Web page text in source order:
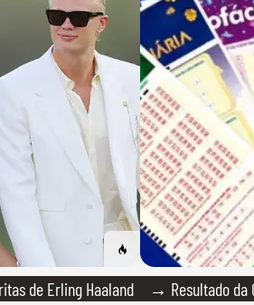
de Erling Haaland
→ Resultado da